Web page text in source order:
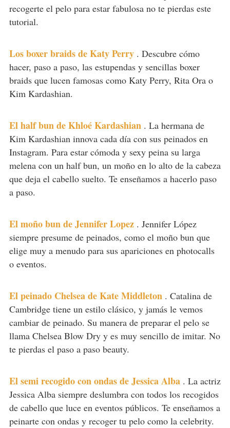
recogerte el pelo para estar fabulosa no te pierdas este
tutorial.
Los boxer braids de Katy Perry . Descubre cómo
hacer, paso a paso, las estupendas y sencillas boxer
braids que lucen famosas como Katy Perry, Rita Ora o
Kim Kardashian.
El half bun de Khloé Kardashian . La hermana de
Kim Kardashian innova cada día con sus peinados en
Instagram. Para estar cómoda y sexy peina su larga
melena con un half bun, un moño en lo alto de la cabeza
que deja el cabello suelto. Te enseñamos a hacerlo paso
a paso.
El moño bun de Jennifer Lopez . Jennifer López
siempre presume de peinados, como el moño bun que
elige muy a menudo para sus apariciones en photocalls
o eventos.
El peinado Chelsea de Kate Middleton . Catalina de
Cambridge tiene un estilo clásico, y jamás le vemos
cambiar de peinado. Su manera de preparar el pelo se
llama Chelsea Blow Dry y es muy sencillo de imitar. No
te pierdas el paso a paso beauty.
El semi recogido con ondas de Jessica Alba . La actriz
Jessica Alba siempre deslumbra con todos los recogidos
de cabello que luce en eventos públicos. Te enseñamos a
peinarte con ondas y recoger tu pelo como la celebrity.